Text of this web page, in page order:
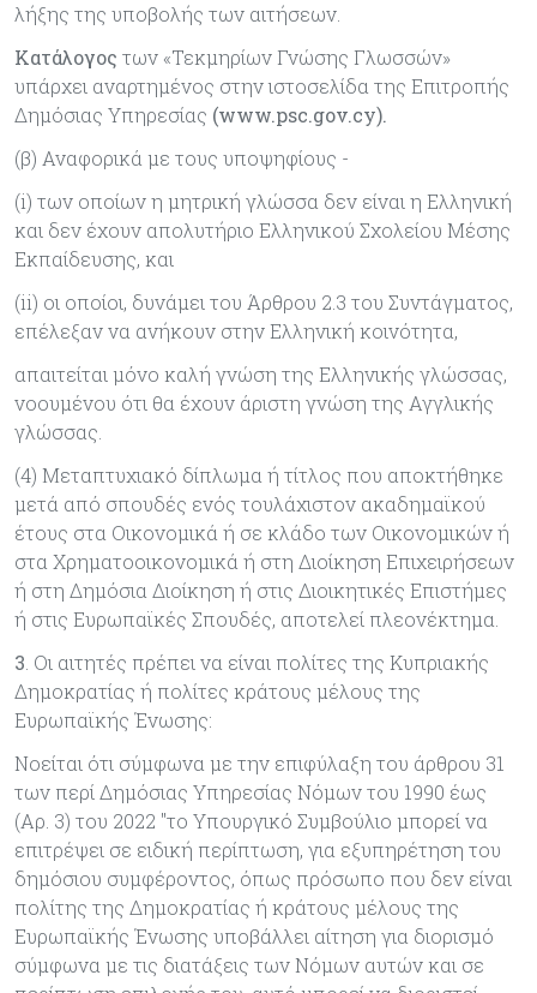
λήξης της υποβολής των αιτήσεων.
Κατάλογος των «Τεκμηρίων Γνώσης Γλωσσών»
υπάρχει αναρτημένος στην ιστοσελίδα της Επιτροπής
Δημόσιας Υπηρεσίας (www.psc.gov.cy).
(β) Αναφορικά με τους υποψηφίους -
(i) των οποίων η μητρική γλώσσα δεν είναι η Ελληνική
και δεν έχουν απολυτήριο Ελληνικού Σχολείου Μέσης
Εκπαίδευσης, και
(ii) οι οποίοι, δυνάμει του Άρθρου 2.3 του Συντάγματος,
επέλεξαν να ανήκουν στην Ελληνική κοινότητα,
απαιτείται μόνο καλή γνώση της Ελληνικής γλώσσας,
νοουμένου ότι θα έχουν άριστη γνώση της Αγγλικής
γλώσσας.
(4) Μεταπτυχιακό δίπλωμα ή τίτλος που αποκτήθηκε
μετά από σπουδές ενός τουλάχιστον ακαδημαϊκού
έτους στα Οικονομικά ή σε κλάδο των Οικονομικών ή
στα Χρηματοοικονομικά ή στη Διοίκηση Επιχειρήσεων
ή στη Δημόσια Διοίκηση ή στις Διοικητικές Επιστήμες
ή στις Ευρωπαϊκές Σπουδές, αποτελεί πλεονέκτημα.
3 . Οι αιτητές πρέπει να είναι πολίτες της Κυπριακής
Δημοκρατίας ή πολίτες κράτους μέλους της
Ευρωπαϊκής Ένωσης:
Νοείται ότι σύμφωνα με την επιφύλαξη του άρθρου 31
των περί Δημόσιας Υπηρεσίας Νόμων του 1990 έως
(Αρ. 3) του 2022 "το Υπουργικό Συμβούλιο μπορεί να
επιτρέψει σε ειδική περίπτωση, για εξυπηρέτηση του
δημόσιου συμφέροντος, όπως πρόσωπο που δεν είναι
πολίτης της Δημοκρατίας ή κράτους μέλους της
Ευρωπαϊκής Ένωσης υποβάλλει αίτηση για διορισμό
σύμφωνα με τις διατάξεις των Νόμων αυτών και σε